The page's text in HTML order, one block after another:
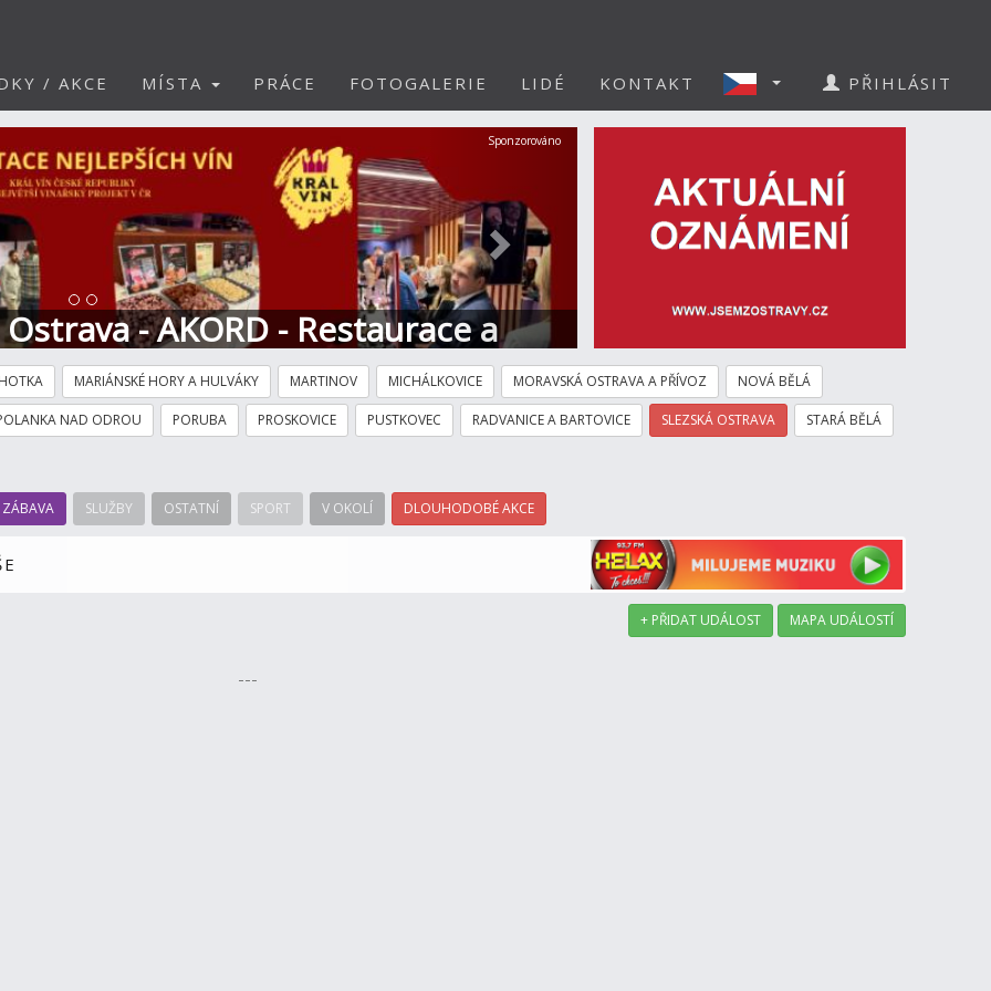
/ AKCE MÍSTA PRÁCE FOTOGALERIE LIDÉ KONTAKT PŘIHLÁSIT
- AKORD - Restaurace a
Další
Sponzorováno
MARIÁNSKÉ HORY A HULVÁKY MARTINOV MICHÁLKOVICE MORAVSKÁ OSTRAVA A PŘÍVOZ NOVÁ BĚLÁ
NAD ODROU PORUBA PROSKOVICE PUSTKOVEC RADVANICE A BARTOVICE SLEZSKÁ OSTRAVA STARÁ BĚLÁ
ZÁBAVA SLUŽBY OSTATNÍ SPORT V OKOLÍ DLOUHODOBÉ AKCE
+ PŘIDAT UDÁLOST MAPA UDÁLOSTÍ
---